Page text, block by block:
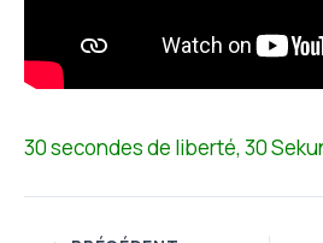
30 secondes de liberté, 30